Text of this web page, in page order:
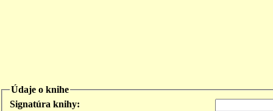
Údaje o knihe
Signatúra knihy: